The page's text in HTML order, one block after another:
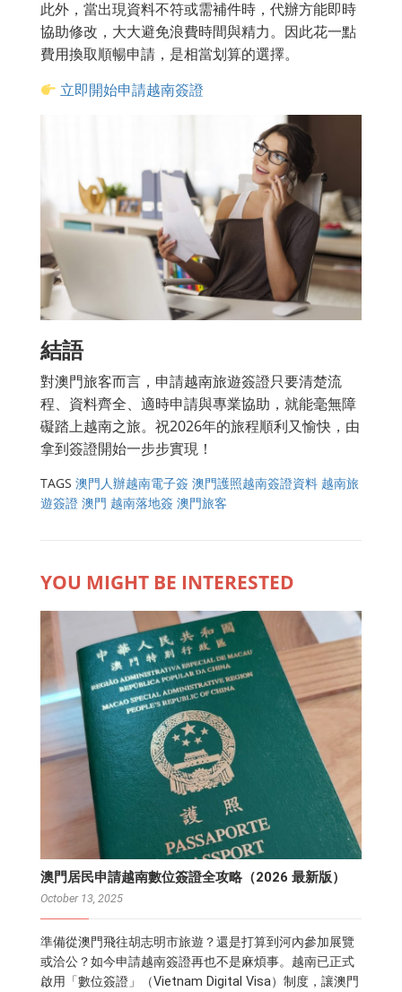
此外，當出現資料不符或需補件時，代辦方能即時
協助修改，大大避免浪費時間與精力。因此花一點
費用換取順暢申請，是相當划算的選擇。
立即開始申請越南簽證
結語
對澳門旅客而言，申請越南旅遊簽證只要清楚流
程、資料齊全、適時申請與專業協助，就能毫無障
礙踏上越南之旅。祝2026年的旅程順利又愉快，由
拿到簽證開始一步步實現！
TAGS 澳門人辦越南電子簽 澳門護照越南簽證資料 越南旅
遊簽證 澳門 越南落地簽 澳門旅客
YOU MIGHT BE INTERESTED
澳門居民申請越南數位簽證全攻略（2026 最新版）
October 13, 2025
準備從澳門飛往胡志明市旅遊？還是打算到河內參加展覽
或洽公？如今申請越南簽證再也不是麻煩事。越南已正式
啟用「數位簽證」（Vietnam Digital Visa）制度，讓澳門